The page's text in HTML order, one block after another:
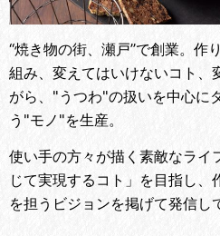
“焼き物の街、瀬戸”で創業。 作
組み、変えてはいけないコト、
がら、"うつわ"の扱いを中心に
う"モノ"を生産。
使い手の方々が描く素敵なライ
じて実現するコト」を目指し、
を担うビジョンを掲げて発信し